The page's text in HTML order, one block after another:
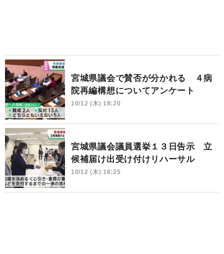
宮城県議会で賛否が分かれる ４病
院再編構想についてアンケート
10/12 (木) 18:20
宮城県議会議員選挙１３日告示 立
候補届け出受け付けリハーサル
10/12 (木) 18:25